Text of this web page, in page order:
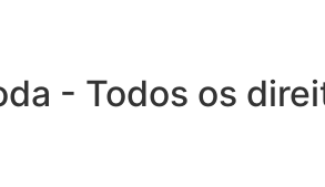
- Todos os